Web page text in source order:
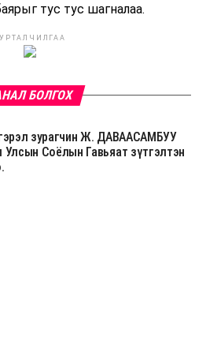
тус тус шагналаа.
БОЛГОХ
зурагчин Ж. ДАВААСАМБУУ
Улсын Соёлын Гавьяат зүтгэлтэн